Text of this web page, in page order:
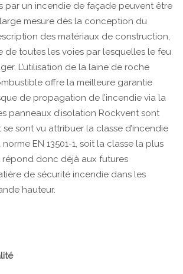
par un incendie de façade peuvent être
mesure dès la conception du
des matériaux de construction,
de toutes les voies par lesquelles le feu
L’utilisation de la laine de roche
offre la meilleure garantie
de propagation de l’incendie via la
panneaux d’isolation Rockvent sont
sont vu attribuer la classe d’incendie
norme EN 13501-1, soit la classe la plus
répond donc déjà aux futures
de sécurité incendie dans les
hauteur.